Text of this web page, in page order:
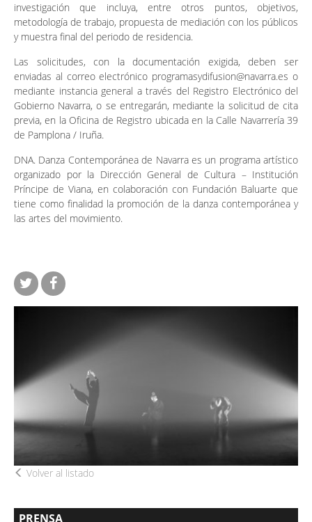
investigación que incluya, entre otros puntos, objetivos,
metodología de trabajo, propuesta de mediación con los públicos
y muestra final del periodo de residencia.
Las solicitudes, con la documentación exigida, deben ser
enviadas al correo electrónico programasydifusion@navarra.es o
mediante instancia general a través del Registro Electrónico del
Gobierno Navarra, o se entregarán, mediante la solicitud de cita
previa, en la Oficina de Registro ubicada en la Calle Navarrería 39
de Pamplona / Iruña.
DNA. Danza Contemporánea de Navarra es un programa artístico
organizado por la Dirección General de Cultura – Institución
Príncipe de Viana, en colaboración con Fundación Baluarte que
tiene como finalidad la promoción de la danza contemporánea y
las artes del movimiento.
Volver al listado
PRENSA